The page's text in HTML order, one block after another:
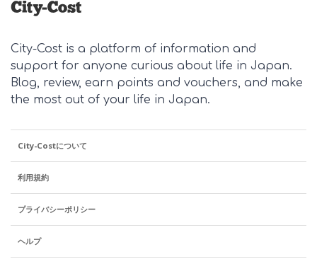
City-Cost is a platform of information and
support for anyone curious about life in Japan.
Blog, review, earn points and vouchers, and make
the most out of your life in Japan.
City-Costについて
利用規約
プライバシーポリシー
ヘルプ